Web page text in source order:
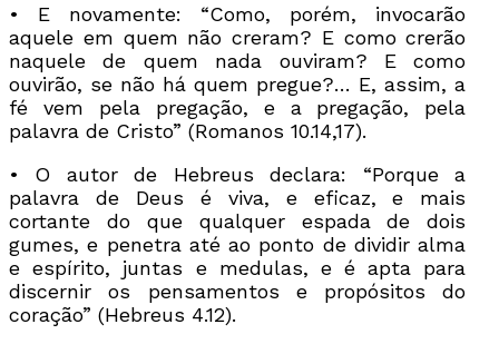
• E novamente: “Como, porém, invocarão
aquele em quem não creram? E como crerão
naquele de quem nada ouviram? E como
ouvirão, se não há quem pregue?… E, assim, a
fé vem pela pregação, e a pregação, pela
palavra de Cristo” (Romanos 10.14,17).
• O autor de Hebreus declara: “Porque a
palavra de Deus é viva, e eficaz, e mais
cortante do que qualquer espada de dois
gumes, e penetra até ao ponto de dividir alma
e espírito, juntas e medulas, e é apta para
discernir os pensamentos e propósitos do
coração” (Hebreus 4.12).